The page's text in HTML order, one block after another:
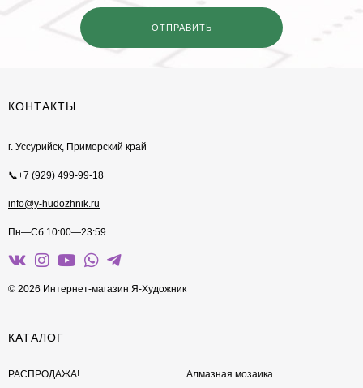
КОНТАКТЫ
г. Уссурийск, Приморский край
📞+7 (929) 499-99-18
info@y-hudozhnik.ru
Пн—Сб 10:00—23:59
© 2026 Интернет-магазин Я-Художник
КАТАЛОГ
РАСПРОДАЖА!
Алмазная мозаика